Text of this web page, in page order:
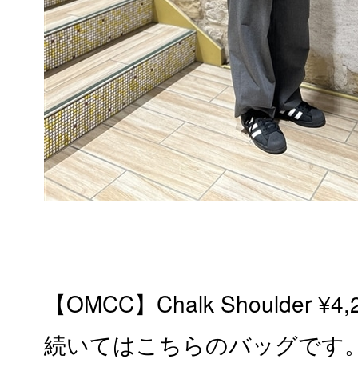
【OMCC】Chalk Shoulder
続いてはこちらのバッグです